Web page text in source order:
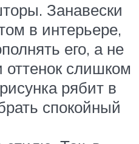
Занавески
в интерьере,
его, а не
слишком
рябит в
спокойный